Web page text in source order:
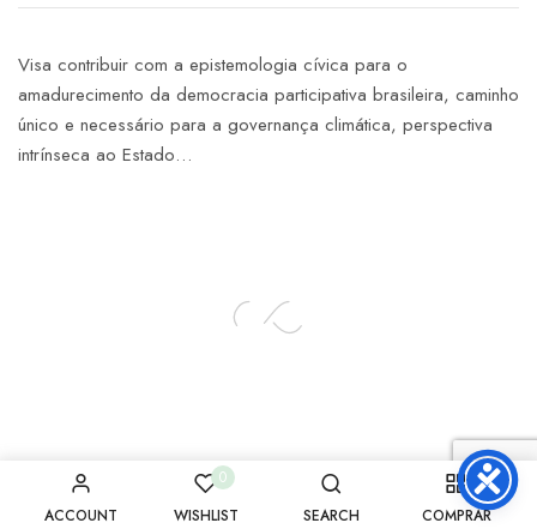
ACCOUNT
0
WISHLIST
SEARCH COMPRAR
Visa contribuir com a epistemologia cívica para o
amadurecimento da democracia participativa brasileira, caminho
único e necessário para a governança climática, perspectiva
intrínseca ao Estado…